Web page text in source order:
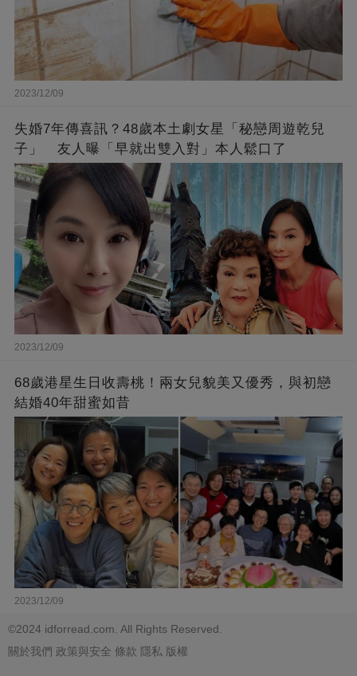
2023/12/09
失婚7年傳喜訊？48歲本土劇女星「秘戀周遊乾兒
子」 友人曝「早就出雙入對」本人鬆口了
2023/12/09
68歲港星生日收壽桃！兩女兒貌美又優秀，與初戀
結婚40年甜蜜如昔
2023/12/09
©2024 idforread.com. All Rights Reserved.
關於我們 政策與安全 條款 隱私 版權